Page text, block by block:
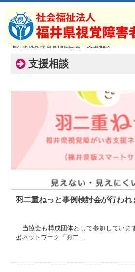
福井県視覚障害者福祉協会>支援相談
支援相談
羽二重ねっと事例検討会が行われ
当協会も構成団体として参加していま
援ネットワーク「羽二…